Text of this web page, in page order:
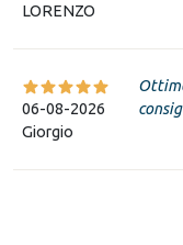
LORENZO
06-08-2026
Giorgio